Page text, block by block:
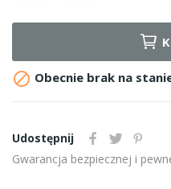
 Obecnie brak na
Udostępnij
Gwarancja bezpiecznej i